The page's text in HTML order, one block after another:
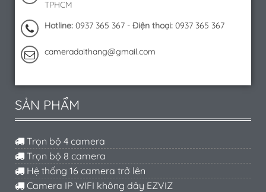
TPHCM
Hotline: 0937 365 367 - Điện thoại: 0937 365 367
cameradaithang@gmail.com
SẢN PHẨM
Trọn bộ 4 camera
Trọn bộ 8 camera
Hệ thống 16 camera trở lên
Camera IP WIFI không dây EZVIZ